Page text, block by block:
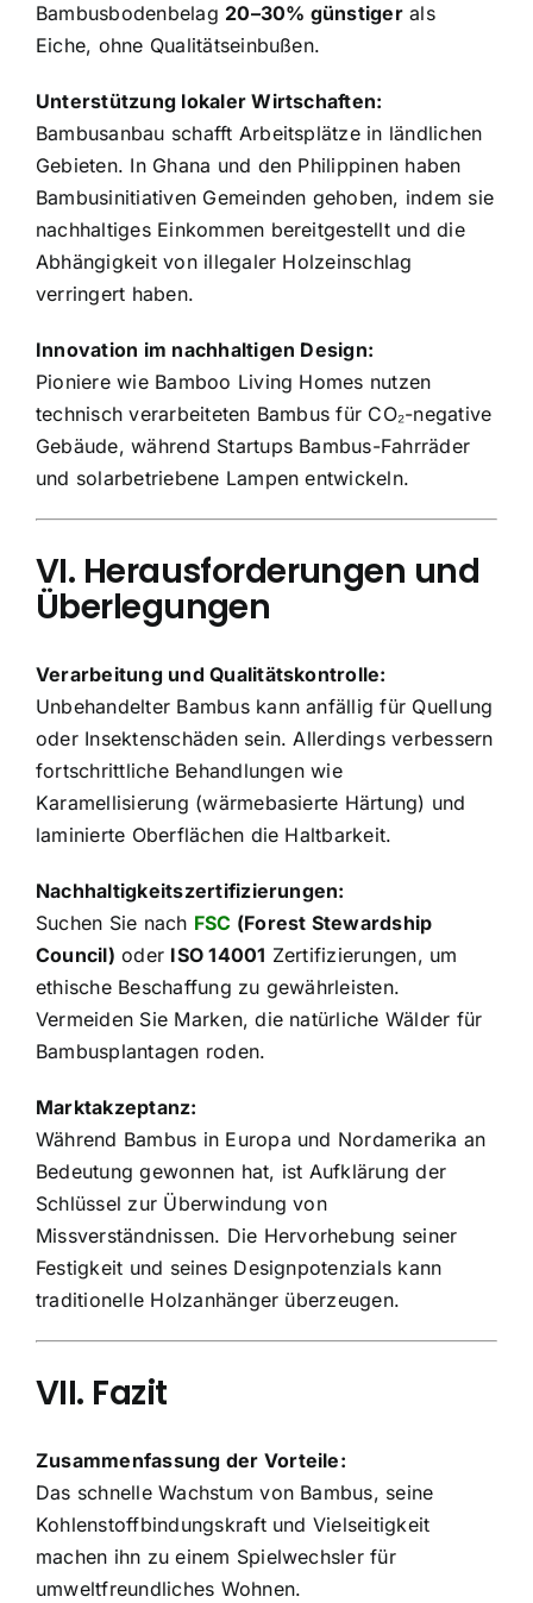
Bambusbodenbelag 20–30% günstigerals
Eiche, ohne Qualitätseinbußen.
Unterstützung lokaler Wirtschaften:
Bambusanbau schafft Arbeitsplätze in ländlichen
Gebieten. In Ghana und den Philippinen haben
Bambusinitiativen Gemeinden gehoben, indem sie
nachhaltiges Einkommen bereitgestellt und die
Abhängigkeit von illegaler Holzeinschlag
verringert haben.
Innovation im nachhaltigen Design:
Pioniere wie Bamboo Living Homes nutzen
technisch verarbeiteten Bambus für CO₂-negative
Gebäude, während Startups Bambus-Fahrräder
und solarbetriebene Lampen entwickeln.
VI. Herausforderungen und
Überlegungen
Verarbeitung und Qualitätskontrolle:
Unbehandelter Bambus kann anfällig für Quellung
oder Insektenschäden sein. Allerdings verbessern
fortschrittliche Behandlungen wie
Karamellisierung (wärmebasierte Härtung) und
laminierte Oberflächen die Haltbarkeit.
Nachhaltigkeitszertifizierungen:
Suchen Sie nach FSC (Forest Stewardship
Council) oder ISO 14001 Zertifizierungen, um
ethische Beschaffung zu gewährleisten.
Vermeiden Sie Marken, die natürliche Wälder für
Bambusplantagen roden.
Marktakzeptanz:
Während Bambus in Europa und Nordamerika an
Bedeutung gewonnen hat, ist Aufklärung der
Schlüssel zur Überwindung von
Missverständnissen. Die Hervorhebung seiner
Festigkeit und seines Designpotenzials kann
traditionelle Holzanhänger überzeugen.
VII. Fazit
Zusammenfassung der Vorteile:
Das schnelle Wachstum von Bambus, seine
Kohlenstoffbindungskraft und Vielseitigkeit
machen ihn zu einem Spielwechsler für
umweltfreundliches Wohnen.